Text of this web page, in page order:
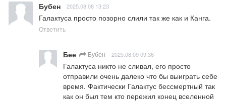
Бубен 2025.08.08 13:23
Галактуса просто позорно слили так же как и Канга.
Ответить
Бее Бубен 2025.08.09 09:36
Галактуса никто не сливал, его просто
отправили очень далеко что бы выиграть себе
время. Фактически Галактус бессмертный так
как он был тем кто пережил конец вселенной